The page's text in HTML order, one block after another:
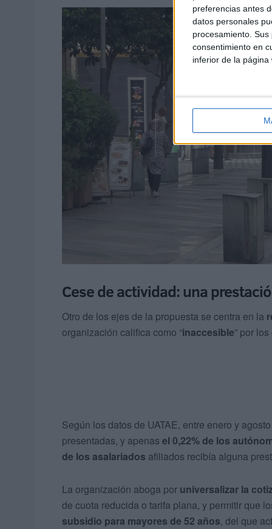
preferencias antes
datos personales
procesamiento.
consentimiento en
inferior de la página
Cese de actividad: una
Otro de los ejes de la propuesta se centra en la
organización califica como “inaccesible” por
Según los datos de UATAE, entre enero y
presentadas, y apenas el 0,22% de los
de los asalariados afiliados recibía alguna
La organización aboga por universalizar la
de cuota reducida o tarifa plana, y permitir que
subsidio para mayores de 52 años, del que